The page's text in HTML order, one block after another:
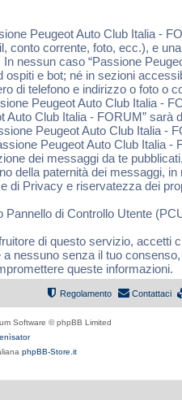
Peugeot Auto Club Italia -
corrente, foto, ecc.), e
nessun caso “Passione
e bot; né in sezioni
di telefono e indirizzo o foto o
Peugeot Auto Club Italia -
Club Italia - FORUM” sarà
Peugeot Auto Club Italia -
Peugeot Auto Club Italia -
dei messaggi da te
della paternità dei messaggi,
Privacy e riservatezza dei
di Controllo Utente
di questo servizio, accetti
senza il tuo
queste informazioni.
Contattaci
Regolamento
Software © phpBB Limited
phpBB-Store.it